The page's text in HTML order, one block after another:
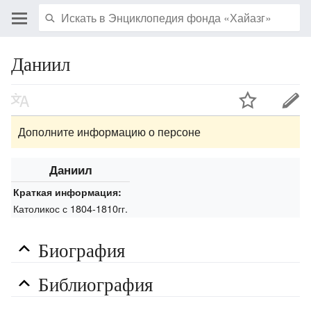
Даниил
Дополните информацию о персоне
Даниил
Краткая информация:
Католикос с 1804-1810гг.
Биография
Библиография